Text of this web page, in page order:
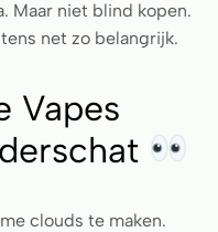
Maar niet blind kopen.
net zo belangrijk.
Vapes
clouds te maken.